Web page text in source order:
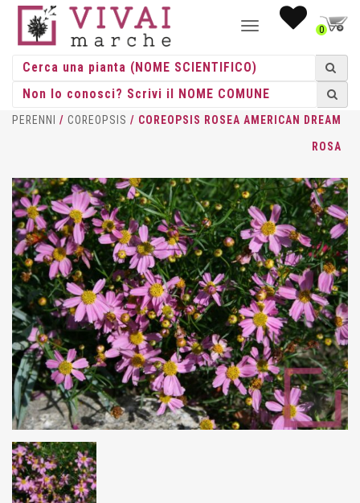
NAVIGAZIONE0
HOME/ ERBACEE ERBACEE
PERENNI / COREOPSIS / COREOPSIS ROSEA AMERICAN DREAM
ROSA